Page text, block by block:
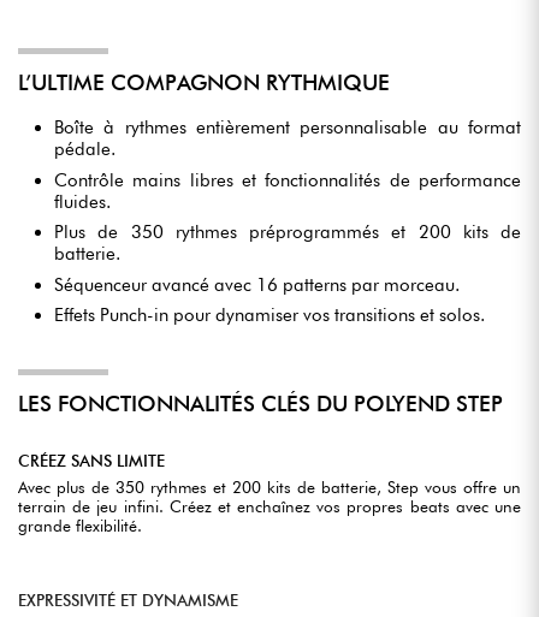
L’ULTIME COMPAGNON RYTHMIQUE
Boîte à rythmes entièrement personnalisable au format
pédale.
Contrôle mains libres et fonctionnalités de performance
fluides.
Plus de 350 rythmes préprogrammés et 200 kits de
batterie.
Séquenceur avancé avec 16 patterns par morceau.
Effets Punch-in pour dynamiser vos transitions et solos.
LES FONCTIONNALITÉS CLÉS DU POLYEND STEP
CRÉEZ SANS LIMITE
Avec plus de 350 rythmes et 200 kits de batterie, Step vous offre un
terrain de jeu infini. Créez et enchaînez vos propres beats avec une
grande flexibilité.
EXPRESSIVITÉ ET DYNAMISME